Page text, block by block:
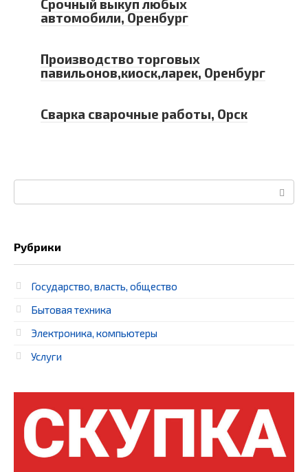
Срочный выкуп любых
автомобили, Оренбург
Производство торговых
павильонов,киоск,ларек, Оренбург
Сварка сварочные работы, Орск
Рубрики
Государство, власть, общество
Бытовая техника
Электроника, компьютеры
Услуги